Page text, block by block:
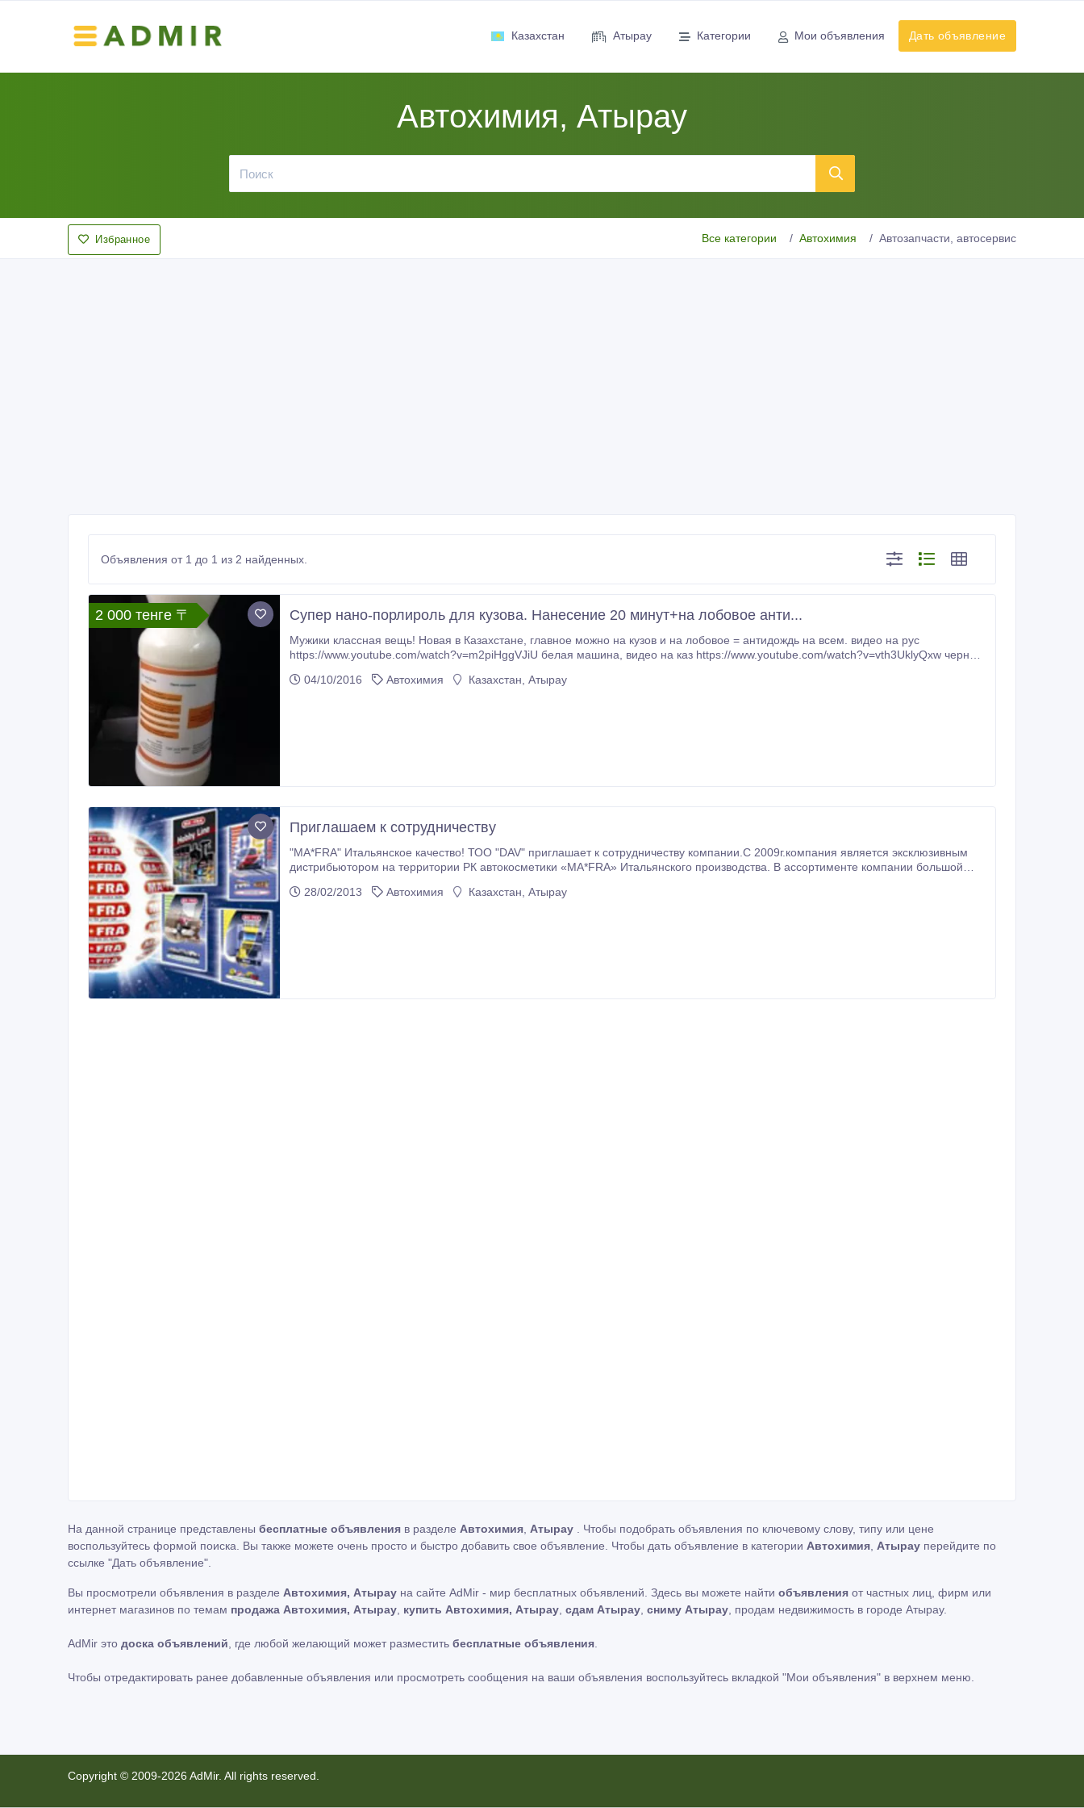
Казахстан Атырау Категории Мои объявления Дать объявление
Автохимия, Атырау
Избранное Все категории Автохимия Автозапчасти, автосервис
Объявления от 1 до 1 из 2 найденных.
2 000 тенге 〒 Супер нано-порлироль для кузова. Нанесение 20 минут+на лобовое анти...
Мужики классная вещь! Новая в Казахстане, главное можно на кузов и на лобовое = антидождь на всем. видео на рус
https://www.youtube.com/watch?v=m2piHggVJiU белая машина, видео на каз https://www.youtube.com/watch?v=vth3UklyQxw черная
царапинки, паутинку и следы от веточек.
04/10/2016 Автохимия Казахстан, Атырау
Приглашаем к сотрудничеству
"MA*FRA" Итальянское качество! ТОО "DAV" приглашает к сотрудничеству компании.С 2009г.компания является эксклюзивным
дистрибьютором на территории РК автокосметики «MA*FRA» Итальянского производства. В ассортименте компании большой
28/02/2013
Автохимия Казахстан, Атырау
На данной странице представлены бесплатные объявления в разделе Автохимия Атырау . Чтобы подобрать объявления по ключевому слову, типу или цене
воспользуйтесь формой поиска. Вы также можете очень просто и быстро добавить свое объявление. Чтобы дать объявление в категории Автохимия Атырау перейдите по
ссылке "Дать объявление"
Вы просмотрели объявления в разделе Автохимия, Атырау на сайте AdMir - мир бесплатных объявлений. Здесь вы можете найти объявления от частных лиц, фирм или
интернет магазинов по темам продажа Автохимия, Атырау купить Автохимия, Атырау сдам Атырау сниму Атырау , продам недвижимость в городе Атырау.
AdMir это доска объявлений , где любой желающий может разместить бесплатные объявления
Чтобы отредактировать ранее добавленные объявления или просмотреть сообщения на ваши объявления воспользуйтесь вкладкой "Мои объявления" в верхнем меню.
Copyright © 2009-2026 AdMir. All rights reserved.